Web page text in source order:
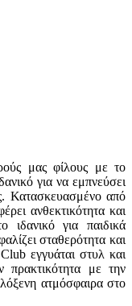
μας φίλους με το
για να εμπνεύσει
Κατασκευασμένο από
ανθεκτικότητα και
ιδανικό για παιδικά
σταθερότητα και
εγγυάται στυλ και
πρακτικότητα με την
ατμόσφαιρα στο